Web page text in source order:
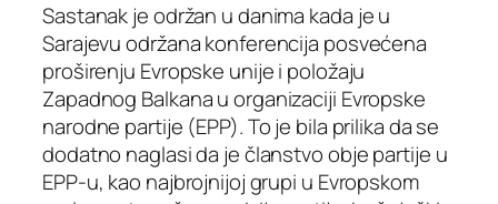
Sastanak je održan u danima kada je u
Sarajevu održana konferencija posvećena
proširenju Evropske unije i položaju
Zapadnog Balkana u organizaciji Evropske
narodne partije (EPP). To je bila prilika da se
dodatno naglasi da je članstvo obje partije u
EPP-u, kao najbrojnijoj grupi u Evropskom